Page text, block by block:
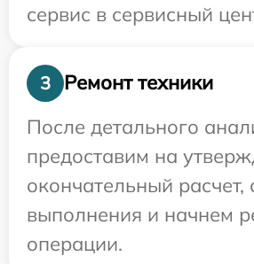
сервис в сервисный
3
Ремонт техники
После детального
предоставим на
окончательный расчет,
выполнения и начнем
операции.